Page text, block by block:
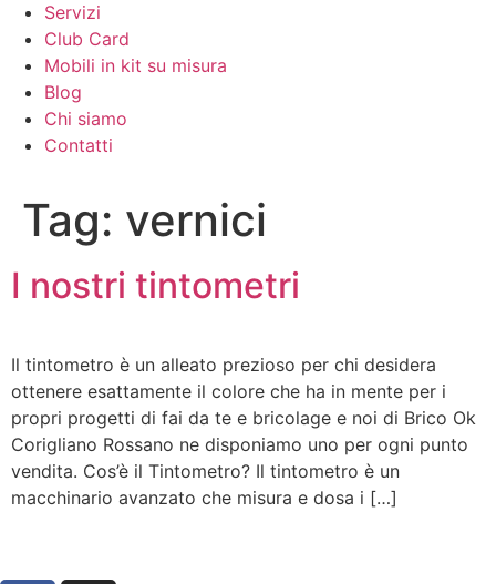
Servizi
Club Card
Mobili in kit su misura
Blog
Chi siamo
Contatti
Tag: vernici
I nostri tintometri
Il tintometro è un alleato prezioso per chi desidera
ottenere esattamente il colore che ha in mente per i
propri progetti di fai da te e bricolage e noi di Brico Ok
Corigliano Rossano ne disponiamo uno per ogni punto
vendita. Cos’è il Tintometro? Il tintometro è un
macchinario avanzato che misura e dosa i […]